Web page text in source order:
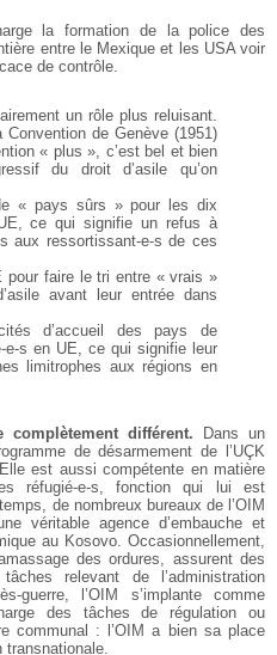
la formation de la police des
entre le Mexique et les USA voir
de contrôle.
un rôle plus reluisant.
de Genève (1951)
« plus », c’est bel et bien
du droit d’asile qu’on
« pays sûrs » pour les dix
ce qui signifie un refus à
aux ressortissant-e-s de ces
pour faire le tri entre « vrais »
avant leur entrée dans
d’accueil des pays de
e-s en UE, ce qui signifie leur
limitrophes aux régions en
différent. Dans un
de désarmement de l’UÇK
est aussi compétente en matière
réfugié-e-s, fonction qui lui est
de nombreux bureaux de l’OIM
véritable agence d’embauche et
au Kosovo. Occasionnellement,
des ordures, assurent des
relevant de l’administration
guerre, l’OIM s’implante comme
des tâches de régulation ou
communal : l’OIM a bien sa place